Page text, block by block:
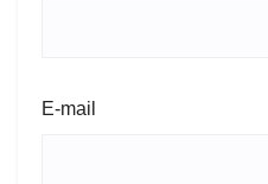
E-mail